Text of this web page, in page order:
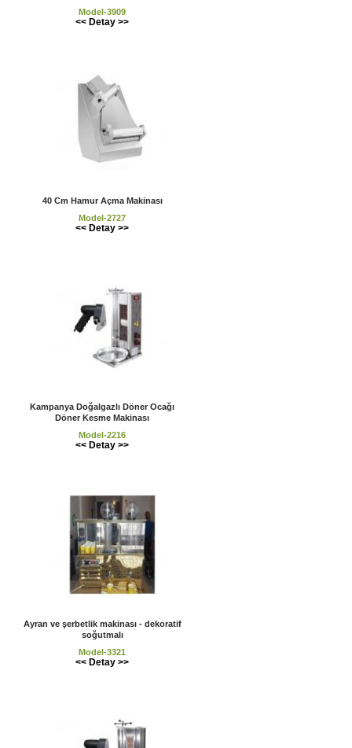
Model-3909
<< Detay >>
40 Cm Hamur Açma Makinası
Model-2727
<< Detay >>
Kampanya Doğalgazlı Döner Ocağı
Döner Kesme Makinası
Model-2216
<< Detay >>
Ayran ve şerbetlik makinası - dekoratif
soğutmalı
Model-3321
<< Detay >>